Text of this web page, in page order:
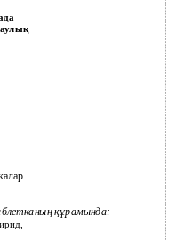
құрамында: